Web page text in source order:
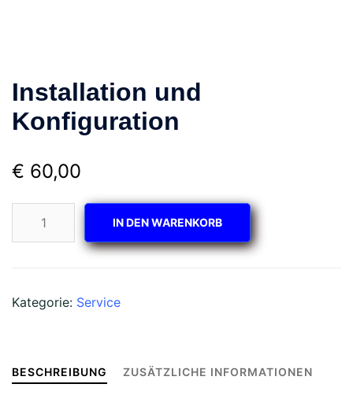
Installation und
Konfiguration
€ 60,00
Konfiguration
IN DEN WARENKORB
Kategorie: Service
BESCHREIBUNG ZUSÄTZLICHE INFORMATIONEN